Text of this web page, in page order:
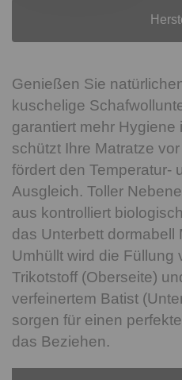
Genießen Sie
kuschelige
garantiert mehr Hygiene
schützt Ihre Matratze
fördert den Temperatur-
Ausgleich. Toller
aus kontrolliert
das Unterbett dormabell
Umhüllt wird die Füllung
Trikotstoff (Oberseite)
verfeinertem Batist
sorgen für einen
das Beziehen.